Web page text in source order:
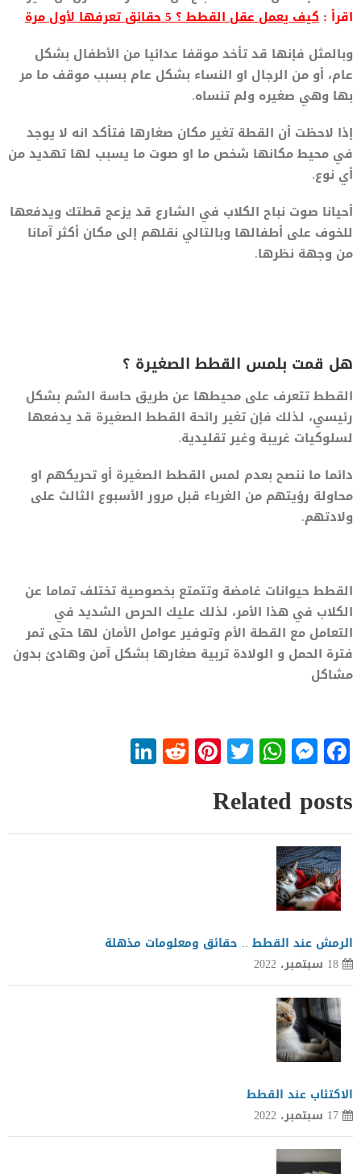
اقرأ : كيف يعمل عقل القطط ؟ 5 حقائق تعرفها لأول مرة
وبالمثل فإنها قد تأخد موقفا عدائيا من الأطفال بشكل
عام، أو من الرجال او النساء بشكل عام بسبب موقف ما مر
بها وهي صغيره ولم تنساه.
إذا لاحظت أن القطة تغير مكان صغارها فتأكد انه لا يوجد
في محيط مكانها شخص ما او صوت ما يسبب لها تهديد من
أي نوع.
أحيانا صوت نباح الكلاب في الشارع قد يزعج قطتك ويدفعها
للخوف على أطفالها وبالتالي نقلهم إلى مكان أكثر آمانا
من وجهة نظرها.
هل قمت بلمس القطط الصغيرة ؟
القطط تتعرف على محيطها عن طريق حاسة الشم بشكل
رئيسي، لذلك فإن تغير رائحة القطط الصغيرة قد يدفعها
لسلوكيات غريبة وغير تقليدية.
دائما ما ننصح بعدم لمس القطط الصغيرة أو تحريكهم او
محاولة رؤيتهم من الغرباء قبل مرور الأسبوع الثالث على
ولادتهم.
القطط حيوانات غامضة وتتمتع بخصوصية تختلف تماما عن
الكلاب في هذا الأمر، لذلك عليك الحرص الشديد في
التعامل مع القطة الأم وتوفير عوامل الأمان لها حتى تمر
فترة الحمل و الولادة تربية صغارها بشكل آمن وهادئ بدون
مشاكل
Facebook
Messenger
WhatsApp
Twitter
Pinterest
Reddit
Related posts
الرمش عند القطط .. حقائق ومعلومات مذهلة
18 سبتمبر، 2022
الاكتئاب عند القطط
17 سبتمبر، 2022